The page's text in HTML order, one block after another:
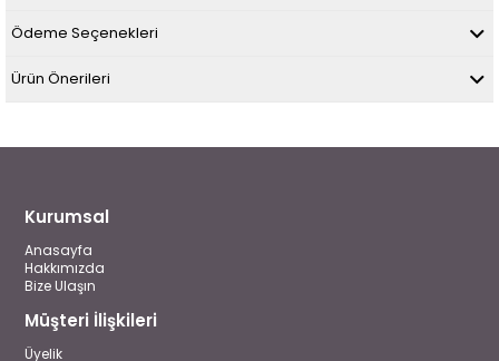
Ödeme Seçenekleri
Ürün Önerileri
Kurumsal
Anasayfa
Hakkımızda
Bize Ulaşın
Müşteri İlişkileri
Üyelik